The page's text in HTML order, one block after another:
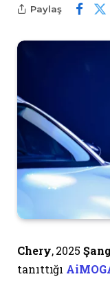
Paylaş
Chery, 2025
tanıttığı